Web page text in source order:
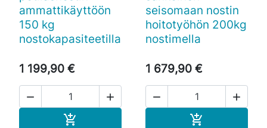
ammattikäyttöön
150 kg
nostokapasiteetilla
1 199,90 €
 

seisomaan nostin
hoitotyöhön 200kg
nostimella
1 679,90 €
 
